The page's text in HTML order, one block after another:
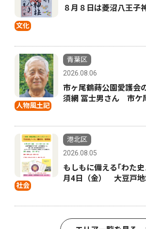
文化
８月８日は菱沼八王子
人物風土記
青葉区
2026.08.06
市ヶ尾鶴蒔公園愛護会
須網 冨士男さん 市
社会
港北区
2026.08.05
もしもに備える｢わた
月4日（金） 大豆戸地